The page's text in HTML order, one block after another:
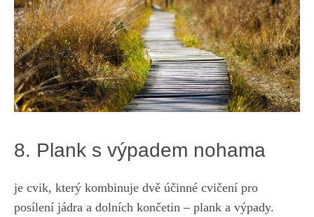
8. Plank s výpadem nohama
je cvik, který kombinuje dvě účinné ​cvičení⁢ pro
posílení jádra a dolních končetin – plank ‍a výpady.